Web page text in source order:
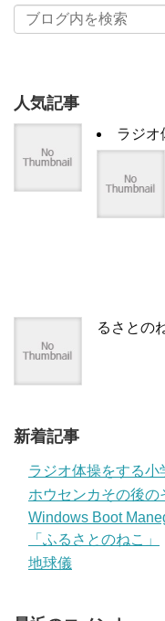
人気記事
ラジオ
るさとの
新着記事
ラジオ体操をする小
ホウセンカその後の
Windows Boot
「ふるさとのねこ」
地球儀